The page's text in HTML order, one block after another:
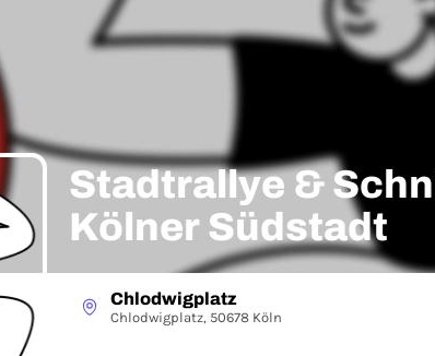
Stadtrallye &
Kölner Südstadt
Chlodwigplatz
Chlodwigplatz, 50678 Köln